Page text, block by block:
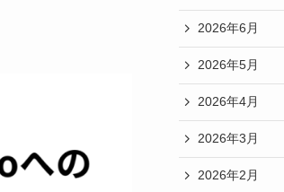
2026年6月
2026年5月
2026年4月
2026年3月
2026年2月